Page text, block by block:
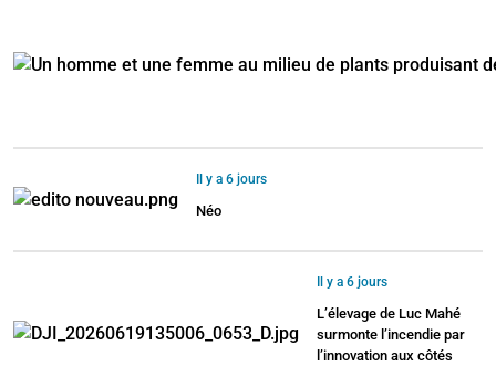
Il y a 6 jours
Néo
Il y a 6 jours
L’élevage de Luc Mahé
surmonte l’incendie par
l’innovation aux côtés